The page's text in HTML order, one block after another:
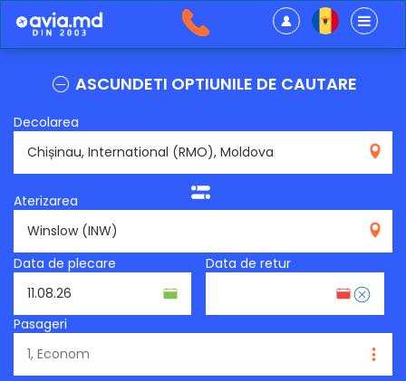
ASCUNDETI OPTIUNILE DE CAUTARE
Decolarea
Aterizarea
Data de plecare
Data de retur
Pasageri